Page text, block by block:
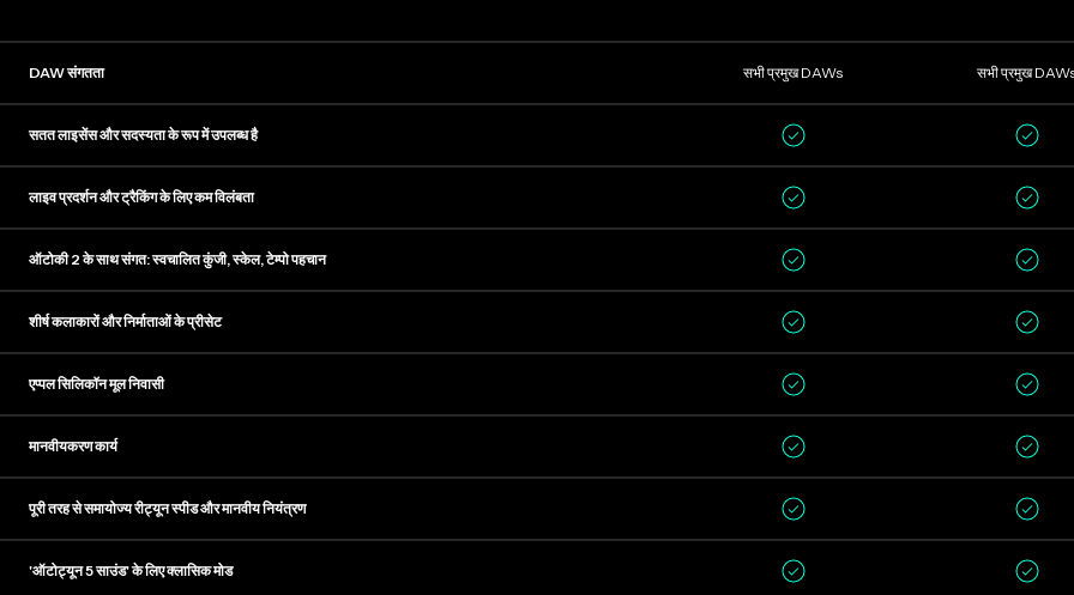
DAW संगतता
सतत लाइसेंस और सदस्यता के रूप में उपलब्ध है
लाइव प्रदर्शन और ट्रैकिंग के लिए कम विलंबता
ऑटोकी 2 के साथ संगत: स्वचालित कुंजी, स्केल, टेम्पो पहचान
शीर्ष कलाकारों और निर्माताओं के प्रीसेट
एप्पल सिलिकॉन मूल निवासी
मानवीयकरण कार्य
पूरी तरह से समायोज्य रीट्यून स्पीड और मानवीय नियंत्रण
'ऑटोट्यून 5 साउंड' के लिए क्लासिक मोड
सभी प्रमुख DAWs सभी प्रमुख